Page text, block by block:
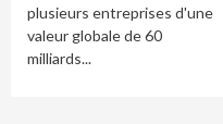
plusieurs entreprises d'une
valeur globale de 60
milliards...